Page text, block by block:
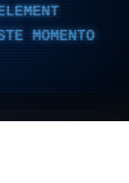
MOMENTO